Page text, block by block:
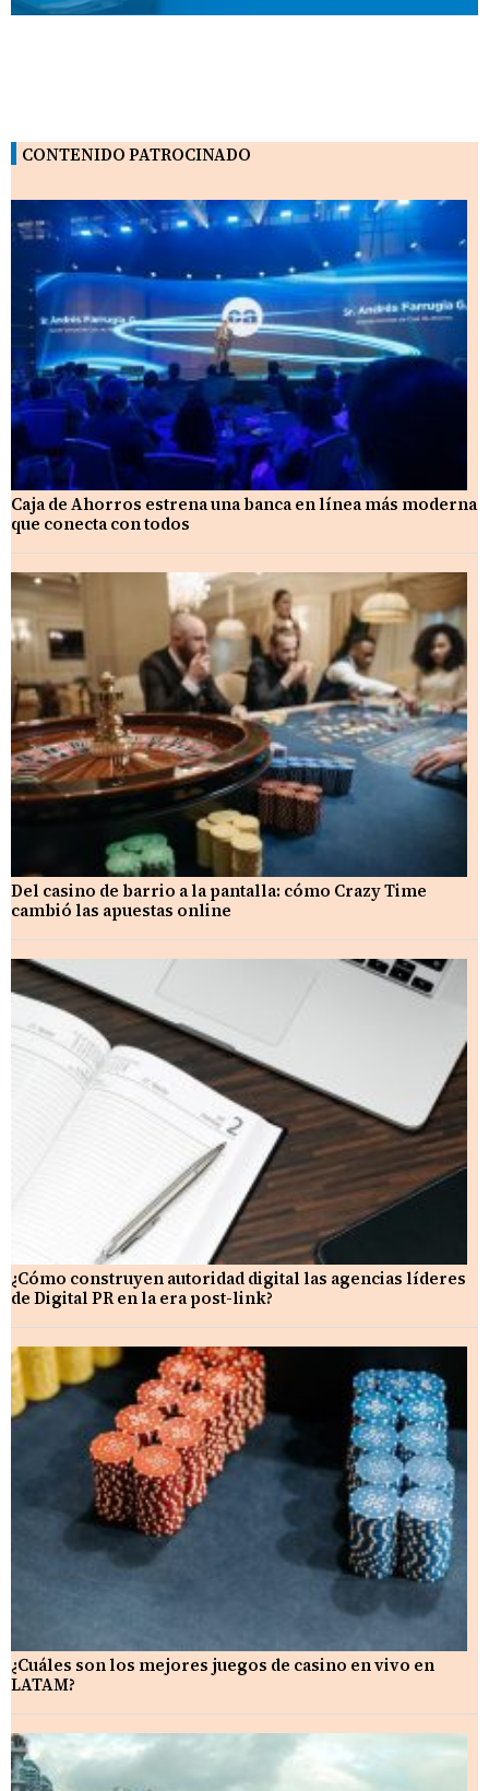
CONTENIDO PATROCINADO
Caja de Ahorros estrena una banca en línea más moderna
que conecta con todos
Del casino de barrio a la pantalla: cómo Crazy Time
cambió las apuestas online
¿Cómo construyen autoridad digital las agencias líderes
de Digital PR en la era post-link?
¿Cuáles son los mejores juegos de casino en vivo en
LATAM?